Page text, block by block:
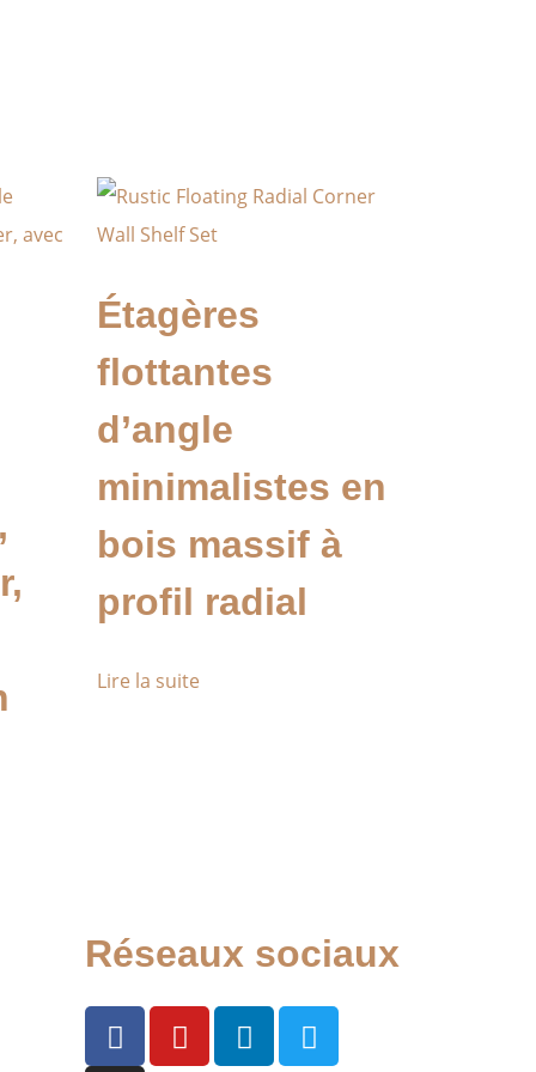
Étagères
flottantes
d’angle
minimalistes en
bois massif à
profil radial
Lire la suite
Réseaux sociaux